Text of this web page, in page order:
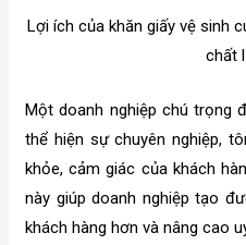
Lợi ích của khăn giấy vệ sinh
chất
Một doanh nghiệp chú trọng
thể hiện sự chuyên nghiệp,
khỏe, cảm giác của khách
này giúp doanh nghiệp tạo
khách hàng hơn và nâng cao